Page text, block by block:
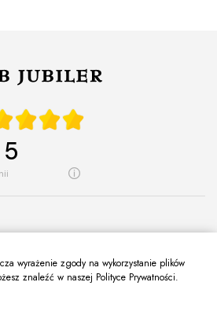
wyrażenie zgody na wykorzystanie plików
znaleźć w naszej Polityce Prywatności.